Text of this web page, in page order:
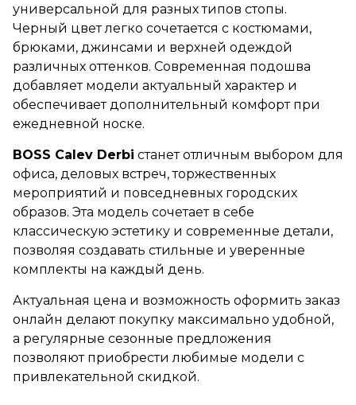
универсальной для разных типов стопы.
Черный цвет легко сочетается с костюмами,
брюками, джинсами и верхней одеждой
различных оттенков. Современная подошва
добавляет модели актуальный характер и
обеспечивает дополнительный комфорт при
ежедневной носке.
BOSS Calev Derbi станет отличным выбором для
офиса, деловых встреч, торжественных
мероприятий и повседневных городских
образов. Эта модель сочетает в себе
классическую эстетику и современные детали,
позволяя создавать стильные и уверенные
комплекты на каждый день.
Актуальная цена и возможность оформить заказ
онлайн делают покупку максимально удобной,
а регулярные сезонные предложения
позволяют приобрести любимые модели с
привлекательной скидкой.